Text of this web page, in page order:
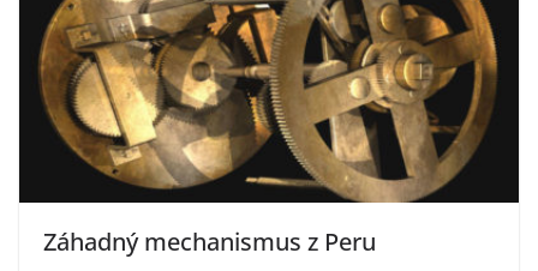
Záhadný mechanismus z Peru